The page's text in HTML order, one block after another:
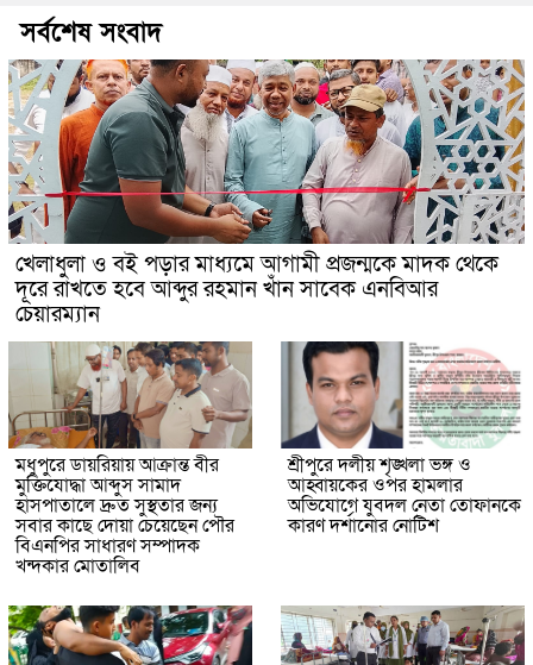
সর্বশেষ সংবাদ
খেলাধুলা ও বই পড়ার মাধ্যমে আগামী প্রজন্মকে মাদক থেকে
দূরে রাখতে হবে আব্দুর রহমান খাঁন সাবেক এনবিআর
চেয়ারম্যান
মধুপুরে ডায়রিয়ায় আক্রান্ত বীর
মুক্তিযোদ্ধা আব্দুস সামাদ
হাসপাতালে দ্রুত সুস্থতার জন্য
সবার কাছে দোয়া চেয়েছেন পৌর
বিএনপির সাধারণ সম্পাদক
খন্দকার মোতালিব
শ্রীপুরে দলীয় শৃঙ্খলা ভঙ্গ ও
আহ্বায়কের ওপর হামলার
অভিযোগে যুবদল নেতা তোফানকে
কারণ দর্শানোর নোটিশ